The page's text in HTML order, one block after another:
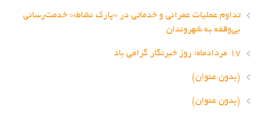
تداوم عملیات عمرانی و خدماتی در «پارک نشاط»؛ خدمت‌رسانی
بی‌وقفه به شهروندان
۱۷ مردادماه؛ روز خبرنگار گرامی باد
(بدون عنوان)
(بدون عنوان)